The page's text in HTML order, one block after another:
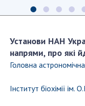
наук,
Пивоваренко
для
мисткині
Установи НАН
напрями, про які
Головна
Інститут біохімії